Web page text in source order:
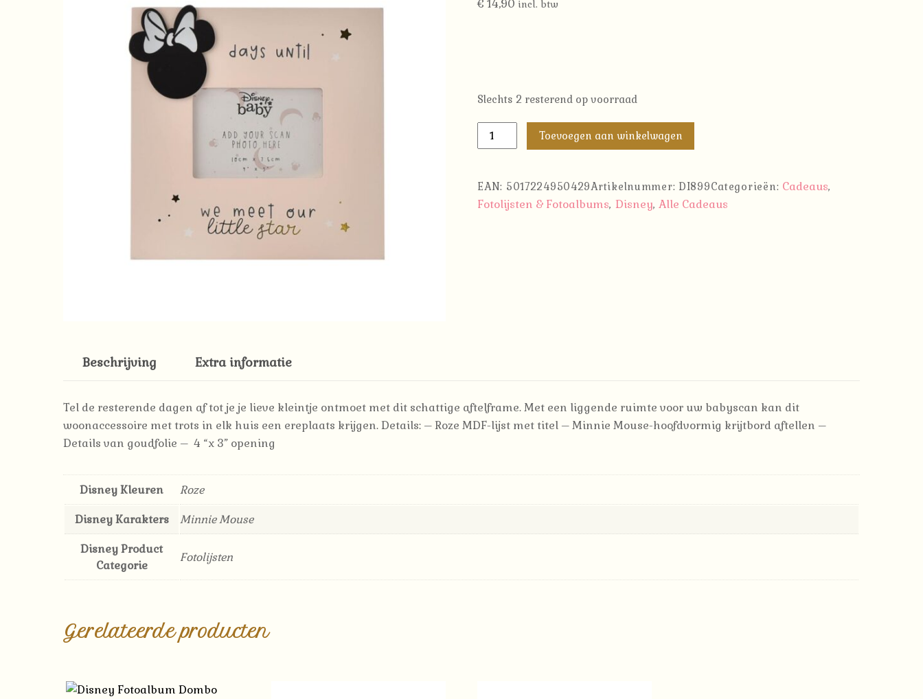
€ 14,90 incl. btw
Slechts 2 resterend op voorraad
Disney
Echo
Minnie
'..
Toevoegen aan winkelwagen
EAN: 5017224950429Artikelnummer: DI899Categorieën: Cadeaus,
Fotolijsten & Fotoalbums, Disney, Alle Cadeaus
Beschrijving Extra informatie
Tel de resterende dagen af ​​tot je je lieve kleintje ontmoet met dit schattige aftelframe.Met een liggende ruimte voor uw babyscan kan dit
woonaccessoire met trots in elk huis een ereplaats krijgen.Details: – Roze MDF-lijst met titel – Minnie Mouse-hoofdvormig krijtbord aftellen –
Details van goudfolie – 4 “x 3” opening
Disney Kleuren Roze
Disney Karakters Minnie Mouse
Disney Product
Categorie
Fotolijsten
Gerelateerde producten